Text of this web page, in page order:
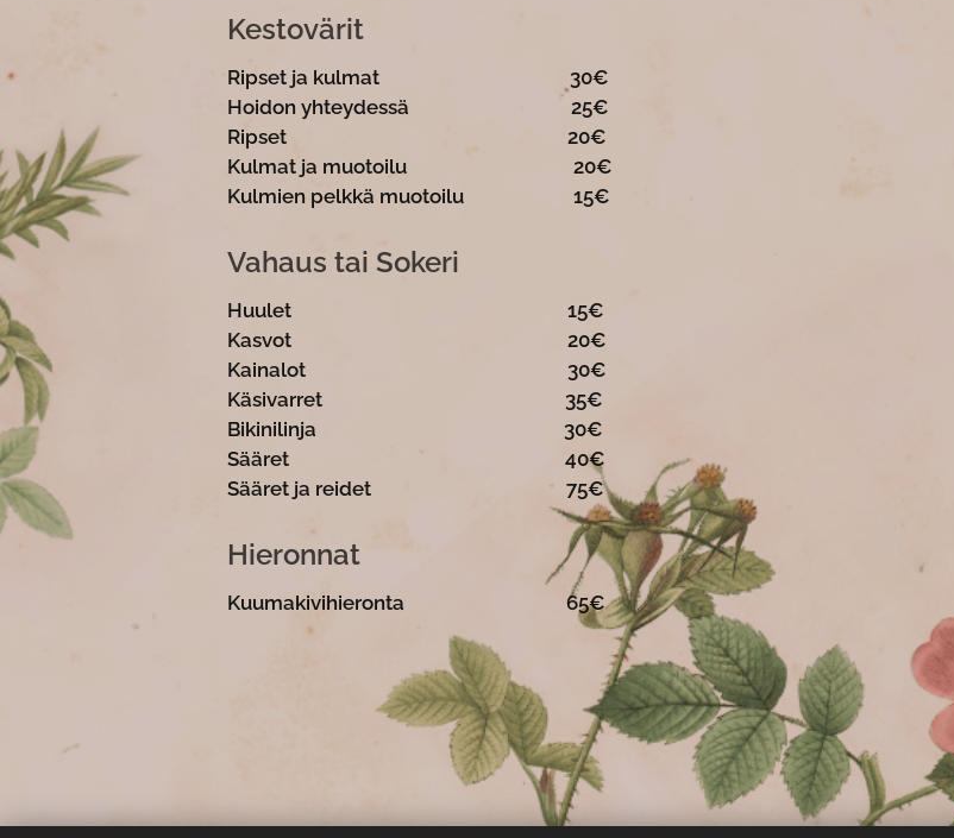
Kestovärit
Ripset ja kulmat 30€
Hoidon yhteydessä 25€
Ripset 20€
Kulmat ja muotoilu 20€
Kulmien pelkkä muotoilu 15€
Vahaus tai Sokeri
Huulet 15€
Kasvot 20€
Kainalot 30€
Käsivarret 35€
Bikinilinja 30€
Sääret 40€
Sääret ja reidet 75€
Hieronnat
Kuumakivihieronta 65€